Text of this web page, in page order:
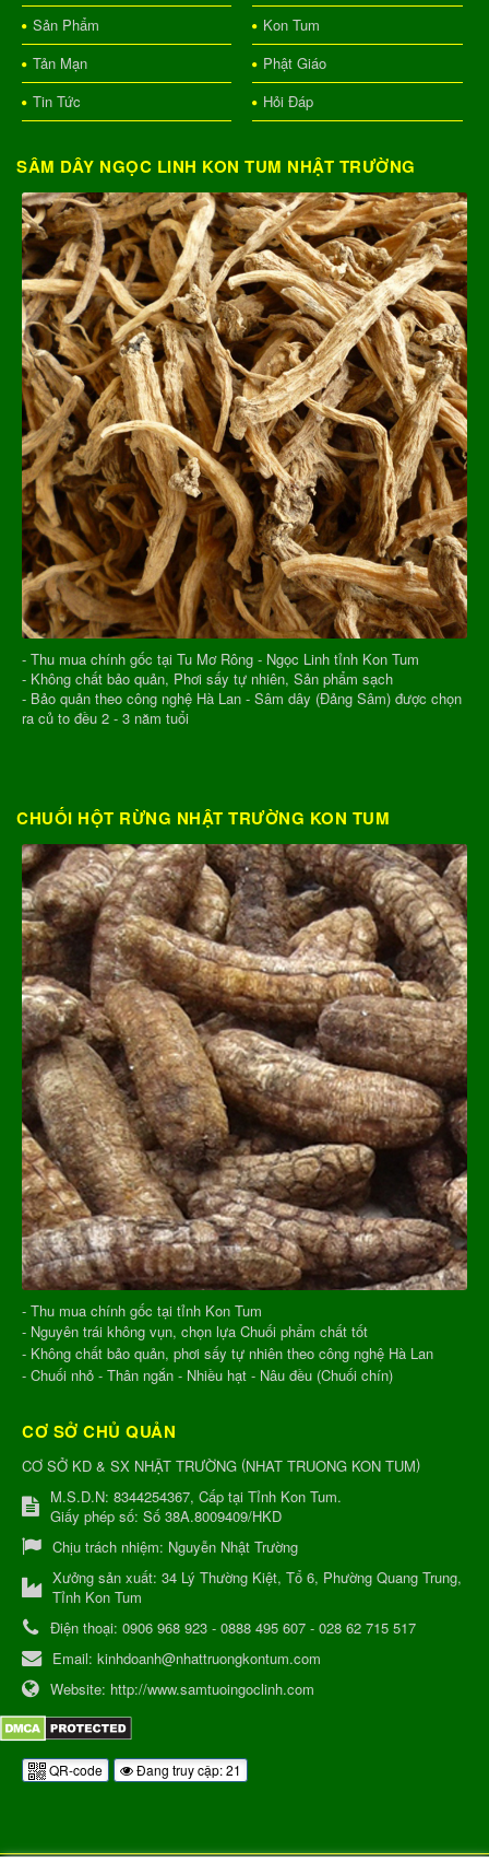
Sản Phẩm
Kon Tum
Tản Mạn
Phật Giáo
Tin Tức
Hỏi Đáp
SÂM DÂY NGỌC LINH KON TUM NHẬT TRƯỜNG
- Thu mua chính gốc tại Tu Mơ Rông - Ngọc Linh tỉnh Kon Tum
- Không chất bảo quản, Phơi sấy tự nhiên, Sản phẩm sạch
- Bảo quản theo công nghệ Hà Lan - Sâm dây (Đảng Sâm) được chọn
ra củ to đều 2 - 3 năm tuổi
CHUỐI HỘT RỪNG NHẬT TRƯỜNG KON TUM
- Thu mua chính gốc tại tỉnh Kon Tum
- Nguyên trái không vụn, chọn lựa Chuối phẩm chất tốt
- Không chất bảo quản, phơi sấy tự nhiên theo công nghệ Hà Lan
- Chuối nhỏ - Thân ngắn - Nhiều hạt - Nâu đều (Chuối chín)
CƠ SỞ CHỦ QUẢN
CƠ SỞ KD & SX NHẬT TRƯỜNG (NHAT TRUONG KON TUM)
M.S.D.N: 8344254367, Cấp tại Tỉnh Kon Tum.
Giấy phép số: Số 38A.8009409/HKD
Chịu trách nhiệm: Nguyễn Nhật Trường
Xưởng sản xuất: 34 Lý Thường Kiệt, Tổ 6, Phường Quang Trung,
Tỉnh Kon Tum
Điện thoại: 0906 968 923 - 0888 495 607 - 028 62 715 517
Email: kinhdoanh@nhattruongkontum.com
Website: http://www.samtuoingoclinh.com
QR-code Đang truy cập: 21